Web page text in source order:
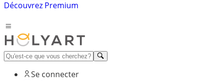
Découvrez Premium
Se connecter